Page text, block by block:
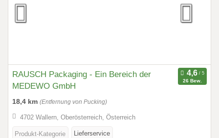
RAUSCH Packaging - Ein Bereich der
MEDEWO GmbH
26 Bew.
18,4 km (Entfernung von Pucking)
4702 Wallern, Oberösterreich, Österreich
Produkt-Kategorie Lieferservice